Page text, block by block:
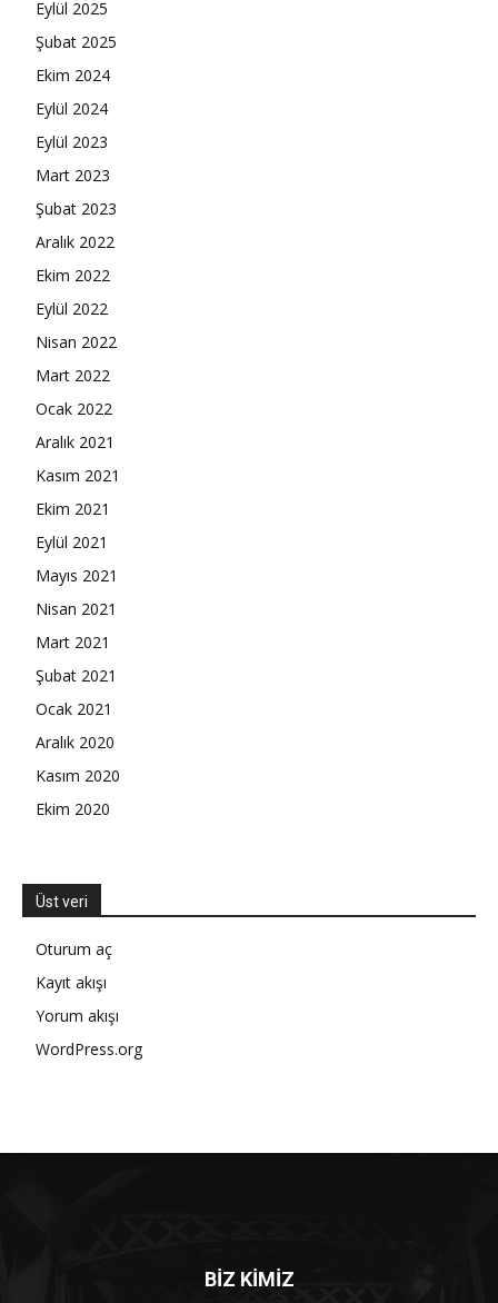
Eylül 2025
Şubat 2025
Ekim 2024
Eylül 2024
Eylül 2023
Mart 2023
Şubat 2023
Aralık 2022
Ekim 2022
Eylül 2022
Nisan 2022
Mart 2022
Ocak 2022
Aralık 2021
Kasım 2021
Ekim 2021
Eylül 2021
Mayıs 2021
Nisan 2021
Mart 2021
Şubat 2021
Ocak 2021
Aralık 2020
Kasım 2020
Ekim 2020
Üst veri
Oturum aç
Kayıt akışı
Yorum akışı
WordPress.org
BİZ KİMİZ